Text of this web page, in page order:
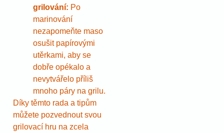
grilování: Po
marinování
nezapomeňte maso
osušit papírovými
utěrkami, aby se
dobře opékalo a
nevytvářelo příliš
mnoho páry na grilu.
Díky těmto rada a tipům
můžete pozvednout svou
grilovací hru na zcela